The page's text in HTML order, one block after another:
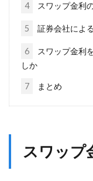
4 スワップ金利
5 証券会社によ
6
スワップ金利
しか
7 まとめ
スワップ